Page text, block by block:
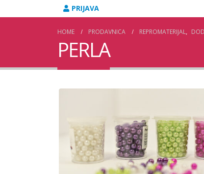
PRIJAVA
HOME PRODAVNICA REPROMATERIJAL,
PERLA